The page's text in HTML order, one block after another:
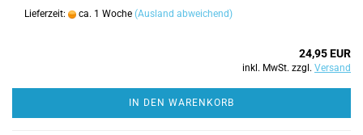
Lieferzeit: ca. 1 Woche (Ausland abweichend)
24,95 EUR
inkl. MwSt. zzgl. Versand
IN DEN WARENKORB